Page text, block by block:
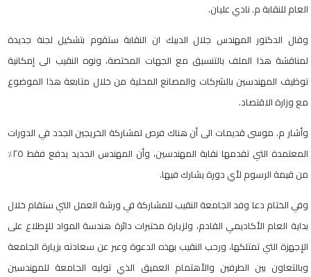
العام للنقابة م. نادي عليان.
وقال الدكتور المهندس جلال الدبيك ان النقابة ستقوم بتشكيل لجنة جديدة
لمناقشة هذا الملف بالتنسيق مع الجهات المختصة، ونوه النقيب الى إمكانية
توظيف المهندسين بالشركات والمصانع المحلية من خلال متابعة هذا الموضوع
مع وزارة الاقتصاد.
وأشار م. موسى قديمات الى أن هناك فرص لمشاركة الخريجين الجدد في الدورات
المعتمدة التي تقدمها نقابة المهندسين، وأن المهندس الجديد يدفع فقط ٢٥٪
من قيمة الرسوم لأي دورة يشارك فيها.
وفي الختام دعا وفد الجامعة النقيب للمشاركة في ورشة العمل التي ستقام خلال
بداية العام الأكاديمي القادم، ولزيارة مختبرات دائرة هندسة المواد للإطلاع على
الإجهزة التي تمتلكها، ورحب النقيب بهذه الدعوة وعبر عن سعادته بزيارة الجامعة
وبالتعاون بين الطرفين والأهتمام العميق الذي توليه الجامعة للمهندسين